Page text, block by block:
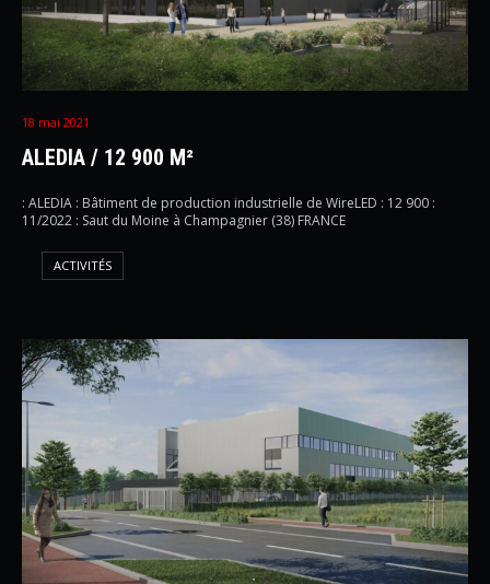
18 mai 2021
ALEDIA / 12 900 M²
: ALEDIA : Bâtiment de production industrielle de WireLED : 12 900 :
11/2022 : Saut du Moine à Champagnier (38) FRANCE
ACTIVITÉS